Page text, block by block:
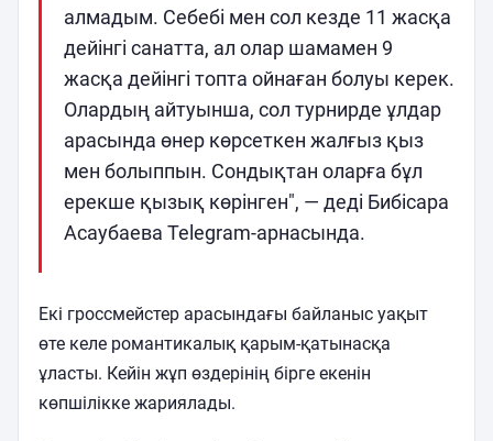
алмадым. Себебі мен сол кезде 11 жасқа
дейінгі санатта, ал олар шамамен 9
жасқа дейінгі топта ойнаған болуы керек.
Олардың айтуынша, сол турнирде ұлдар
арасында өнер көрсеткен жалғыз қыз
мен болыппын. Сондықтан оларға бұл
ерекше қызық көрінген", — деді Бибісара
Асаубаева Telegram-арнасында.
Екі гроссмейстер арасындағы байланыс уақыт
өте келе романтикалық қарым-қатынасқа
ұласты. Кейін жұп өздерінің бірге екенін
көпшілікке жариялады.